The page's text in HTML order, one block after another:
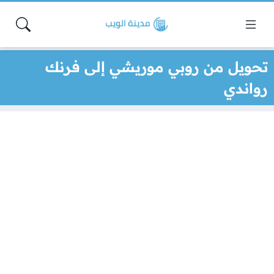
تحويل من روبي موريشي إلى فرنك
رواندي